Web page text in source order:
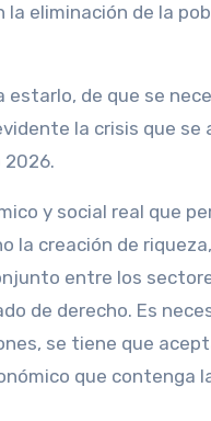
eliminación de la
de que se
la crisis que
y social real que
la creación de
entre los
de derecho. Es
se tiene que
que contenga